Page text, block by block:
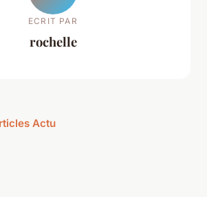
ECRIT PAR
rochelle
Actu